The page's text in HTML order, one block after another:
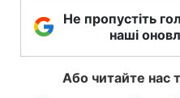
Не пропустіть
наші
Або читайте нас